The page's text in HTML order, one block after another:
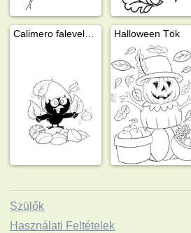
Halloween Tök
Szülők
Használati Feltételek